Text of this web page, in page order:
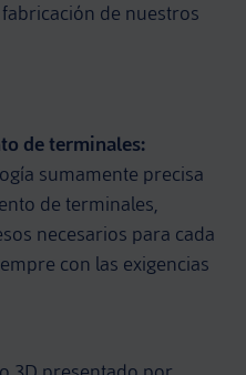
de nuestros
de terminales:
sumamente precisa
de terminales,
necesarios para cada
con las exigencias